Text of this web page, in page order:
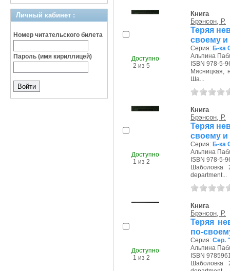
Личный кабинет :
Номер читательского билета
Пароль (имя кириллицей)
Доступно
2 из 5
Книга
Брэнсон, Р.
Теряя
своему и
Серия: Б-ка
Альпина
ISBN 978-5-
Мясницкая,
Ша...
Доступно
1 из 2
Книга
Брэнсон, Р.
Теряя
своему и
Серия: Б-ка
Альпина
ISBN 978-5-
Шаболовка
department...
Доступно
1 из 2
Книга
Брэнсон, Р.
Теряя
по-
Серия: Сер.
Альпина
ISBN
Шаболовка